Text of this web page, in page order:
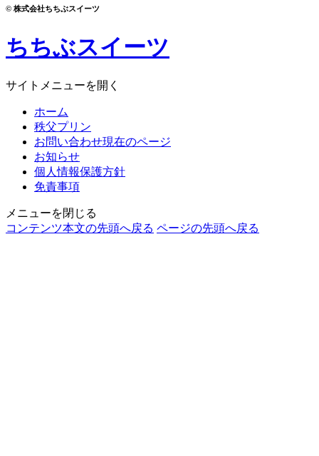
© 株式会社ちちぶスイーツ
ちちぶスイーツ
サイトメニューを開く
ホーム
秩父プリン
お問い合わせ現在のページ
お知らせ
個人情報保護方針
免責事項
メニューを閉じる
コンテンツ本文の先頭へ戻る ページの先頭へ戻る